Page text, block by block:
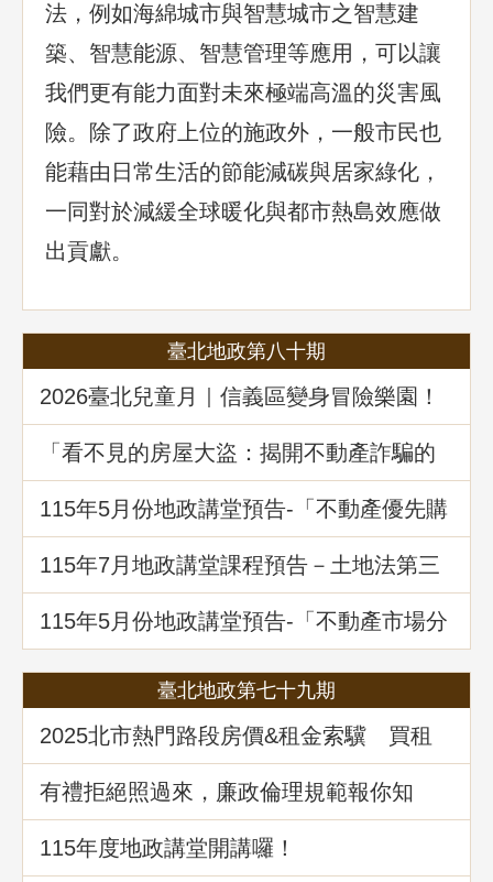
法，例如海綿城市與智慧城市之智慧建
築、智慧能源、智慧管理等應用，可以讓
我們更有能力面對未來極端高溫的災害風
險。除了政府上位的施政外，一般市民也
能藉由日常生活的節能減碳與居家綠化，
一同對於減緩全球暖化與都市熱島效應做
出貢獻。
臺北地政第八十期
2026臺北兒童月｜信義區變身冒險樂園！
地政局邀你解鎖《Once in Taipei》拿好禮
「看不見的房屋大盜：揭開不動產詐騙的
五大陰謀」地政講堂回顧
115年5月份地政講堂預告-「不動產優先購
買權實務暨相關問題解析」
115年7月地政講堂課程預告－土地法第三
十四條之一多數決處分共有土地爭議問題
解析
115年5月份地政講堂預告-「不動產市場分
析、趨勢展望及政府治理之道」
臺北地政第七十九期
2025北市熱門路段房價&租金索驥 買租
資訊馬上懂
有禮拒絕照過來，廉政倫理規範報你知
115年度地政講堂開講囉！